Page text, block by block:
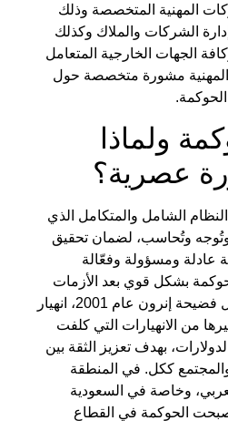
المهنية المتخصصة وذلك
الشركات والملاك وكذلك
الجهات الخارجية المتعامل
مشورة متخصصة حول
ولماذا
عصرية؟
النظام الشامل والمتكامل الذي
وتُحاسب، لضمان تحقيق
عادلة ومسؤولة وفعّالة
بشكل قوي بعد الأزمات
المالية العالمية الكبرى مثل فضيحة إنرون عام 2001، انهيار
في 2008، وغيرها من الانهيارات التي كلفت
بهدف تعزيز الثقة بين
ككل. في المنطقة
وخاصة في السعودية
الحوكمة في القطاع